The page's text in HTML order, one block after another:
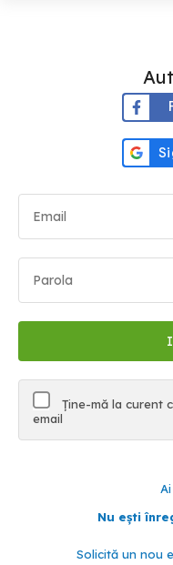
Ține-mă la curent
email
Nu ești
Solicită un nou